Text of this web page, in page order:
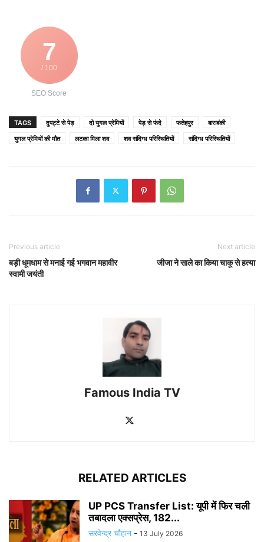
7
/ 100
SEO Score
TAGS दुपट्टे से पेड़ दो युगल प्रेमियों पेड़ से फंदे फतेहपुर
बाराबंकी
युगल प्रेमियों की मौत
लटका मिला शव शव संदिग्ध परिस्थितियों संदिग्ध परिस्थितियों
Previous article
बड़ी धूमधाम से मनाई गई भगवान महावीर
स्वामी जयंती
Next article
जीजा ने साले का किया चाकू से हत्या
Famous India TV
RELATED ARTICLES
UP PCS Transfer List: यूपी में फिर चली
तबादला एक्सप्रेस, 182...
सरवेन्द्र चौहान - 13 July 2026